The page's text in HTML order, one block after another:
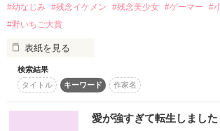
コンテスト
超短編で謎をしかけろ！100文字ミステリーコ
復刻！夏の野いちごビギナーズ応援コンテスト
ャレンジ！～
500文字の不気味なテスト、募集中。
200文字でゾッ！こわい短編コンテスト
ださい」
なっ、なっ、なんと推しがうちのクラスに転
#幼なじみ #残念イケメン #残念美少女 #ゲーマー #
#野いちご大賞
表紙を見る
「落とした男は星の数」
小悪魔（ただの悪魔）美少女
検索結果
タイトル
キーワード 作家名
愛が強すぎて転生しました